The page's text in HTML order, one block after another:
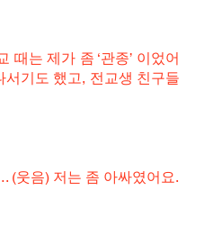
때는 제가 좀 ‘관종’ 이었어
기도 했고, 전교생 친구들
(웃음) 저는 좀 아싸였어요.